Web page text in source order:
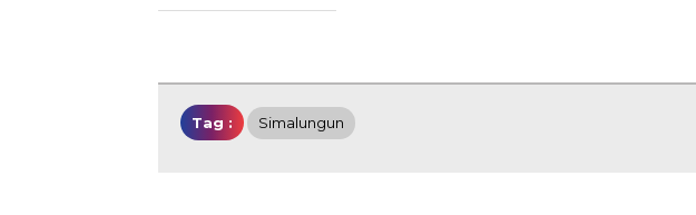
Tag : Simalungun